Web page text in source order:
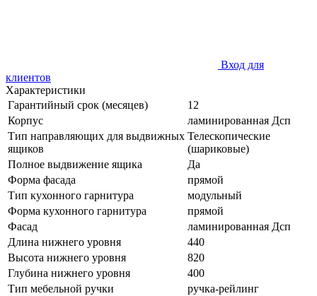
Вход для
клиентов
Характеристики
Гарантийный срок (месяцев)
12
Корпус
ламинированная Дсп
Тип направляющих для выдвижных
ящиков
Телескопические
(шариковые)
Полное выдвижение ящика
Да
Форма фасада
прямой
Тип кухонного гарнитура
модульный
Форма кухонного гарнитура
прямой
Фасад
ламинированная Дсп
Длина нижнего уровня
440
Высота нижнего уровня
820
Глубина нижнего уровня
400
Тип мебельной ручки
ручка-рейлинг